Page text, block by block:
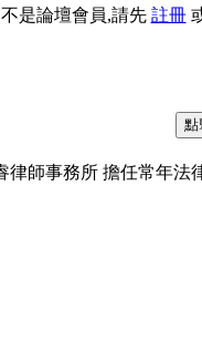
是論壇會員,請先 註冊
律師事務所 擔任常年法